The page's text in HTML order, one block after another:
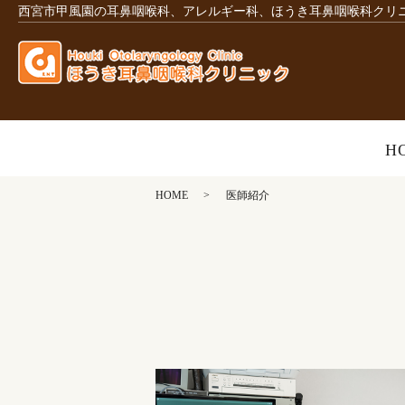
西宮市甲風園の耳鼻咽喉科、アレルギー科、ほうき耳鼻咽喉科ク
HOME 医師紹介